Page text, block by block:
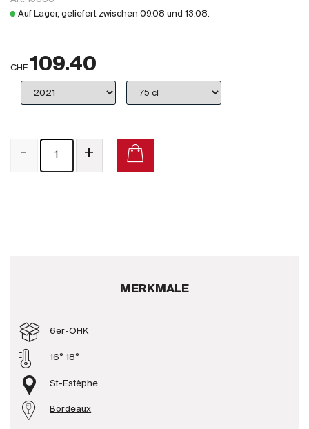
2025
Promotionen
Degustationspakete
Checkout
Produzenten
Wir über uns
Die Firma
News
Auf Lager, geliefert zwischen09.08 und13.08.
CHF 109.40
- +
MERKMALE
6er-OHK
16° 18°
St-Estèphe
Bordeaux